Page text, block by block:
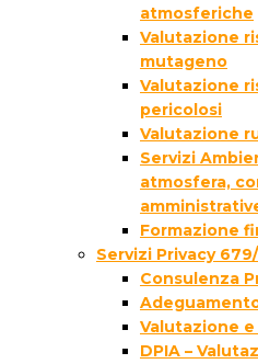
atmosferiche
Valutazione
mutageno
Valutazione
pericolosi
Valutazione
Servizi
atmosfera,
Formazione
Servizi Privacy
Consulenza
Valutazione
DPIA –